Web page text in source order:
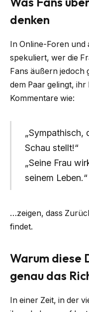
denken
In Online-Foren und
spekuliert, wer die
Fans äußern jedoch
dem Paar gelingt,
Kommentare wie:
„Sympathisch,
Schau stellt!“
„Seine Frau
seinem Leben.“
…zeigen, dass
findet.
Warum diese
genau das
In einer Zeit, in der